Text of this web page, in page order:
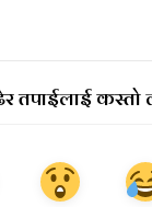
तपाईलाई कस्तो